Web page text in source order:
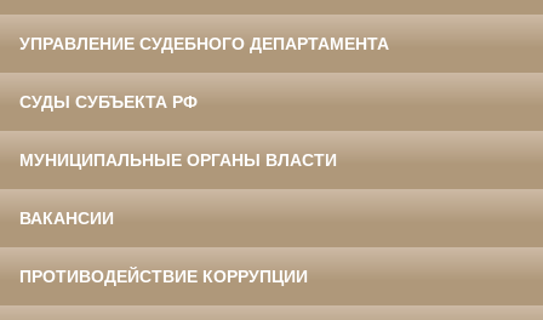
УПРАВЛЕНИЕ СУДЕБНОГО ДЕПАРТАМЕНТА
СУДЫ СУБЪЕКТА РФ
МУНИЦИПАЛЬНЫЕ ОРГАНЫ ВЛАСТИ
ВАКАНСИИ
ПРОТИВОДЕЙСТВИЕ КОРРУПЦИИ